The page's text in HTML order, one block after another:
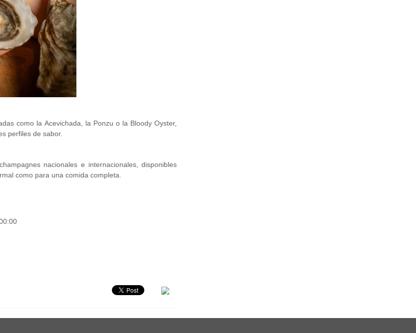
como la Acevichada, la Ponzu o la Bloody Oyster,
perfiles de sabor.
nacionales e internacionales, disponibles
como para una comida completa.